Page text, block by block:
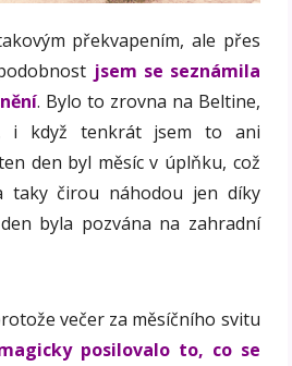
překvapením, ale přes
jsem se seznámila
. Bylo to zrovna na Beltine,
i když tenkrát jsem to ani
den byl měsíc v úplňku, což
taky čirou náhodou jen díky
byla pozvána na zahradní
večer za měsíčního svitu
posilovalo to, co se